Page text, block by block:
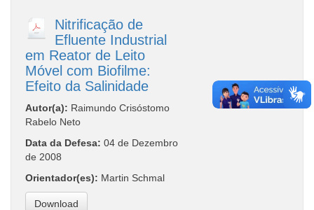
Nitrificação de
Efluente Industrial
em Reator de Leito
Móvel com Biofilme:
Efeito da Salinidade
Autor(a): Raimundo Crisóstomo
Rabelo Neto
Data da Defesa: 04 de Dezembro
de 2008
Orientador(es): Martin Schmal
Download